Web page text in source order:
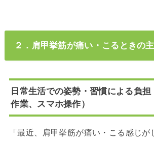
２．肩甲挙筋が痛い・こるときの
日常生活での姿勢・習慣による負
作業、スマホ操作）
「最近、肩甲挙筋が痛い・こる感じ